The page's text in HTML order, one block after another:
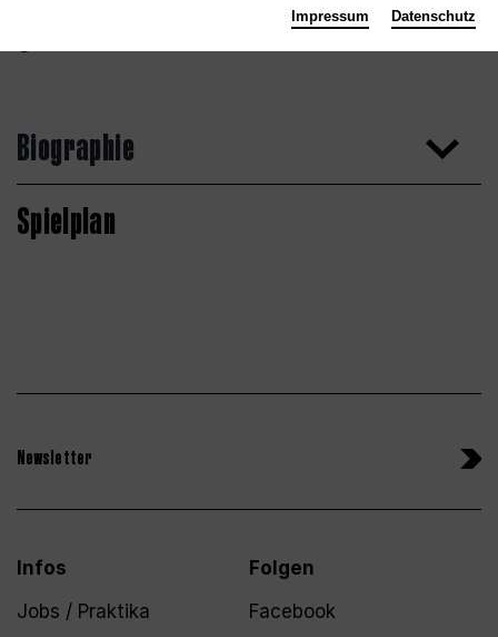
Biographie
Spielplan
Newsletter
Infos
Jobs / Praktika
Folgen
Facebook
Impressum Datenschutz